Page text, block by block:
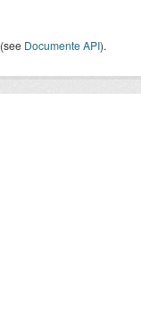
(see Documente API).